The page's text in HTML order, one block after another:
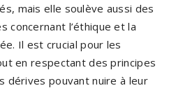
mais elle soulève aussi des
concernant l’éthique et la
Il est crucial pour les
en respectant des principes
dérives pouvant nuire à leur